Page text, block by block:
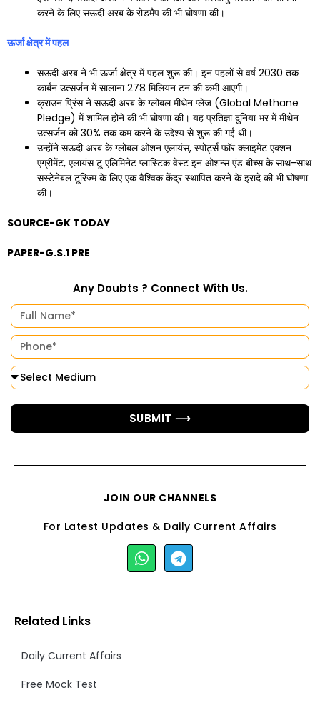
करने के लिए सऊदी अरब के रोडमैप की भी घोषणा की।
ऊर्जा क्षेत्र में पहल
सऊदी अरब ने भी ऊर्जा क्षेत्र में पहल शुरू की। इन पहलों से वर्ष 2030 तक
कार्बन उत्सर्जन में सालाना 278 मिलियन टन की कमी आएगी।
क्राउन प्रिंस ने सऊदी अरब के ग्लोबल मीथेन प्लेज (Global Methane
Pledge) में शामिल होने की भी घोषणा की। यह प्रतिज्ञा दुनिया भर में मीथेन
उत्सर्जन को 30% तक कम करने के उद्देश्य से शुरू की गई थी।
उन्होंने सऊदी अरब के ग्लोबल ओशन एलायंस, स्पोर्ट्स फॉर क्लाइमेट एक्शन
एग्रीमेंट, एलायंस टू एलिमिनेट प्लास्टिक वेस्ट इन ओशन्स एंड बीच्स के साथ-साथ
सस्टेनेबल टूरिज्म के लिए एक वैश्विक केंद्र स्थापित करने के इरादे की भी घोषणा
की।
SOURCE-GK TODAY
PAPER-G.S.1 PRE
Any Doubts ? Connect With Us.
SUBMIT ⟶
JOIN OUR CHANNELS
For Latest Updates & Daily Current Affairs
Related Links
Daily Current Affairs
Free Mock Test